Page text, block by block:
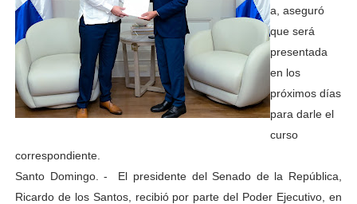
a, aseguró
que será
presentada
en los
próximos días
para darle el
curso
correspondiente.
Santo Domingo. - El presidente del Senado de la República,
Ricardo de los Santos, recibió por parte del Poder Ejecutivo, en